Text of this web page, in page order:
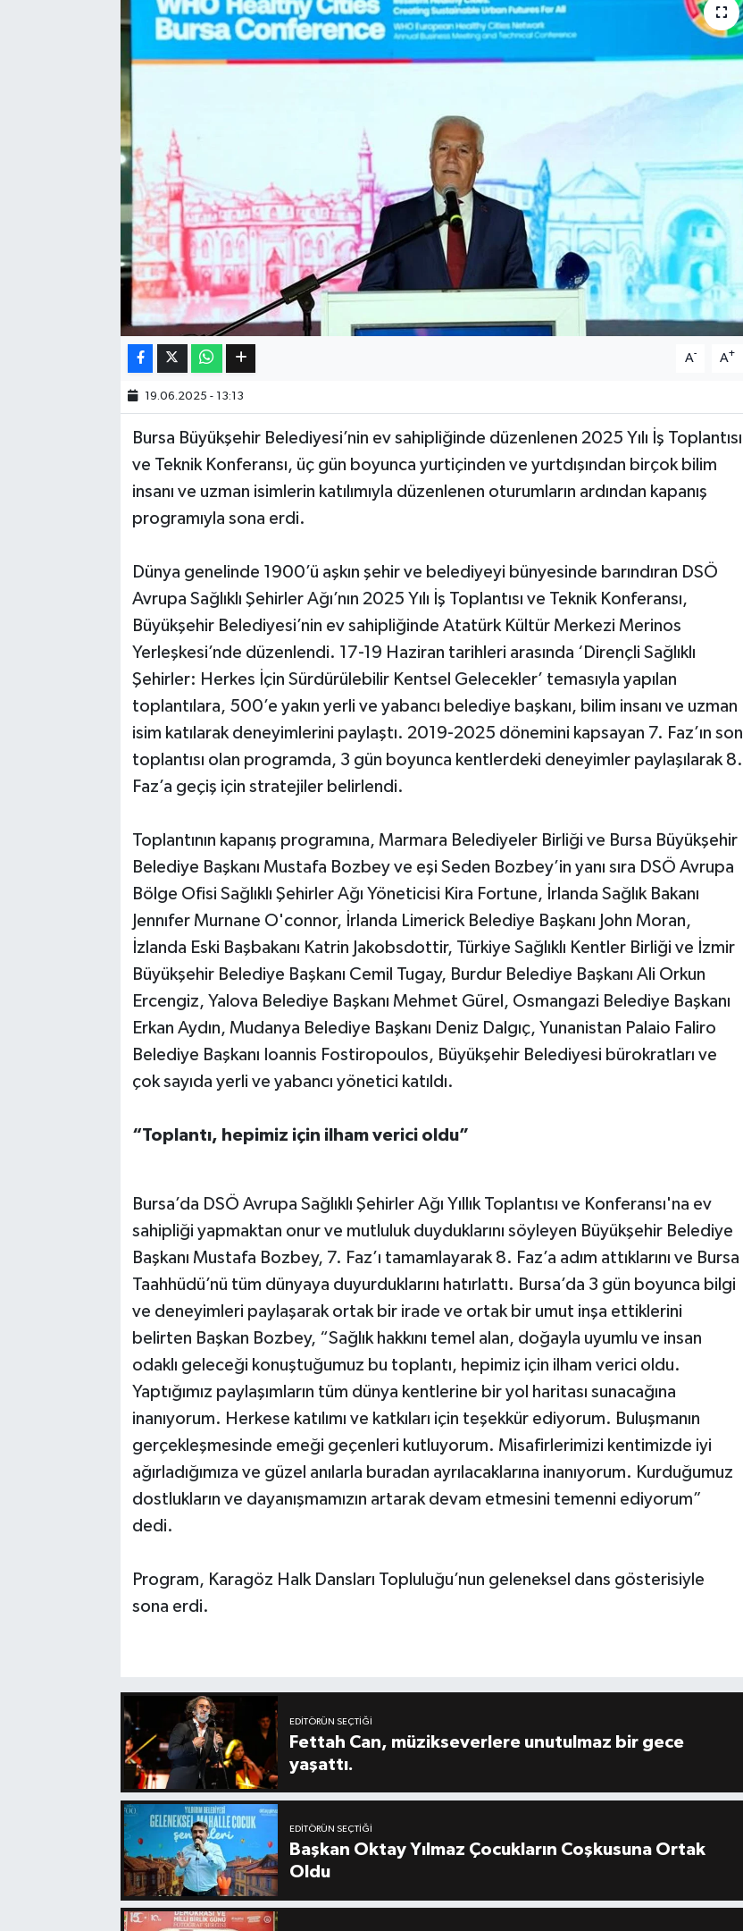
A- A+
19.06.2025 - 13:13
Bursa Büyükşehir Belediyesi’nin ev sahipliğinde düzenlenen 2025 Yılı İş Toplantısı
ve Teknik Konferansı, üç gün boyunca yurtiçinden ve yurtdışından birçok bilim
insanı ve uzman isimlerin katılımıyla düzenlenen oturumların ardından kapanış
programıyla sona erdi.
Dünya genelinde 1900’ü aşkın şehir ve belediyeyi bünyesinde barındıran DSÖ
Avrupa Sağlıklı Şehirler Ağı’nın 2025 Yılı İş Toplantısı ve Teknik Konferansı,
Büyükşehir Belediyesi’nin ev sahipliğinde Atatürk Kültür Merkezi Merinos
Yerleşkesi’nde düzenlendi. 17-19 Haziran tarihleri arasında ‘Dirençli Sağlıklı
Şehirler: Herkes İçin Sürdürülebilir Kentsel Gelecekler’ temasıyla yapılan
toplantılara, 500’e yakın yerli ve yabancı belediye başkanı, bilim insanı ve uzman
isim katılarak deneyimlerini paylaştı. 2019-2025 dönemini kapsayan 7. Faz’ın son
toplantısı olan programda, 3 gün boyunca kentlerdeki deneyimler paylaşılarak 8.
Faz’a geçiş için stratejiler belirlendi.
Toplantının kapanış programına, Marmara Belediyeler Birliği ve Bursa Büyükşehir
Belediye Başkanı Mustafa Bozbey ve eşi Seden Bozbey’in yanı sıra DSÖ Avrupa
Bölge Ofisi Sağlıklı Şehirler Ağı Yöneticisi Kira Fortune, İrlanda Sağlık Bakanı
Jennıfer Murnane O'connor, İrlanda Limerick Belediye Başkanı John Moran,
İzlanda Eski Başbakanı Katrin Jakobsdottir, Türkiye Sağlıklı Kentler Birliği ve İzmir
Büyükşehir Belediye Başkanı Cemil Tugay, Burdur Belediye Başkanı Ali Orkun
Ercengiz, Yalova Belediye Başkanı Mehmet Gürel, Osmangazi Belediye Başkanı
Erkan Aydın, Mudanya Belediye Başkanı Deniz Dalgıç, Yunanistan Palaio Faliro
Belediye Başkanı Ioannis Fostiropoulos, Büyükşehir Belediyesi bürokratları ve
çok sayıda yerli ve yabancı yönetici katıldı.
“Toplantı, hepimiz için ilham verici oldu”
Bursa’da DSÖ Avrupa Sağlıklı Şehirler Ağı Yıllık Toplantısı ve Konferansı'na ev
sahipliği yapmaktan onur ve mutluluk duyduklarını söyleyen Büyükşehir Belediye
Başkanı Mustafa Bozbey, 7. Faz’ı tamamlayarak 8. Faz’a adım attıklarını ve Bursa
Taahhüdü’nü tüm dünyaya duyurduklarını hatırlattı. Bursa’da 3 gün boyunca bilgi
ve deneyimleri paylaşarak ortak bir irade ve ortak bir umut inşa ettiklerini
belirten Başkan Bozbey, “Sağlık hakkını temel alan, doğayla uyumlu ve insan
odaklı geleceği konuştuğumuz bu toplantı, hepimiz için ilham verici oldu.
Yaptığımız paylaşımların tüm dünya kentlerine bir yol haritası sunacağına
inanıyorum. Herkese katılımı ve katkıları için teşekkür ediyorum. Buluşmanın
gerçekleşmesinde emeği geçenleri kutluyorum. Misafirlerimizi kentimizde iyi
ağırladığımıza ve güzel anılarla buradan ayrılacaklarına inanıyorum. Kurduğumuz
dostlukların ve dayanışmamızın artarak devam etmesini temenni ediyorum”
dedi.
Program, Karagöz Halk Dansları Topluluğu’nun geleneksel dans gösterisiyle
sona erdi.
EDITÖRÜN SEÇTIĞI
Fettah Can, müzikseverlere unutulmaz bir gece
yaşattı.
EDITÖRÜN SEÇTIĞI
Başkan Oktay Yılmaz Çocukların Coşkusuna Ortak
Oldu
Kültür & Sanat
Bilim, Teknoloji